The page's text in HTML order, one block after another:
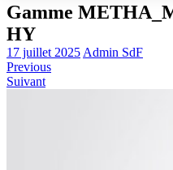
Gamme
HY
17 juillet 2025 Admin SdF
Previous
Suivant